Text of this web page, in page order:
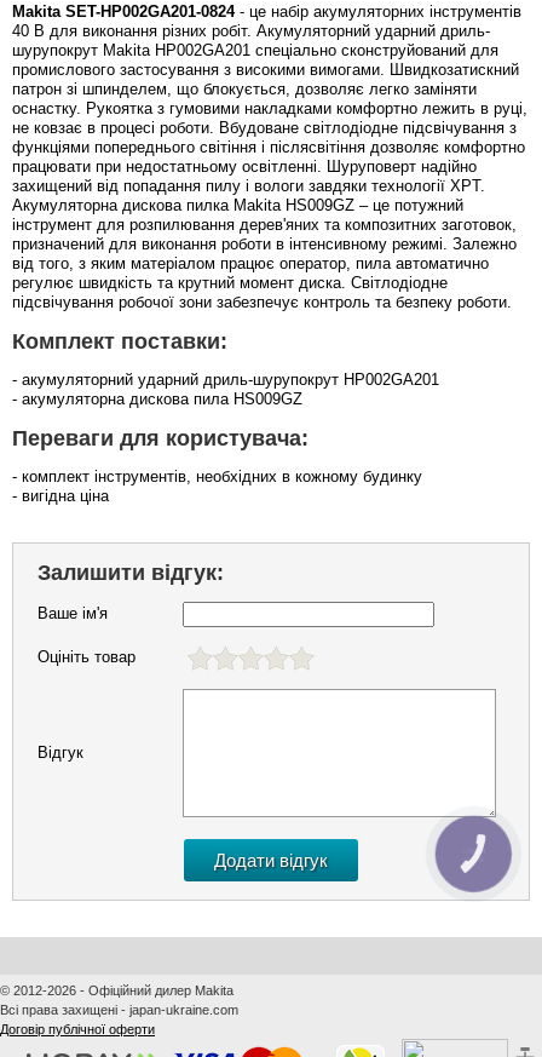
Makita SET-HP002GA201-0824- це набір акумуляторних інструментів
40 В для виконання різних робіт. Акумуляторний ударний дриль-
шурупокрут Makita HP002GA201 спеціально сконструйований для
промислового застосування з високими вимогами. Швидкозатискний
патрон зі шпинделем, що блокується, дозволяє легко заміняти
оснастку. Рукоятка з гумовими накладками комфортно лежить в руці,
не ковзає в процесі роботи. Вбудоване світлодіодне підсвічування з
функціями попереднього світіння і післясвітіння дозволяє комфортно
працювати при недостатньому освітленні. Шуруповерт надійно
захищений від попадання пилу і вологи завдяки технології XPT.
Акумуляторна дискова пилка Makita HS009GZ – це потужний
інструмент для розпилювання дерев'яних та композитних заготовок,
призначений для виконання роботи в інтенсивному режимі. Залежно
від того, з яким матеріалом працює оператор, пила автоматично
регулює швидкість та крутний момент диска. Світлодіодне
підсвічування робочої зони забезпечує контроль та безпеку роботи.
Комплект поставки:
- акумуляторний ударний дриль-шурупокрут HP002GA201
- акумуляторна дискова пила HS009GZ
Переваги для користувача:
- комплект інструментів, необхідних в кожному будинку
- вигідна ціна
Залишити відгук:
Ваше ім'я
Оцініть товар
Відгук
© 2012-2026 - Офіційний дилер Makita
Всі права захищені - japan-ukraine.com
Договір публічної оферти
КНОПКА
ЗВ'ЯЗКУ